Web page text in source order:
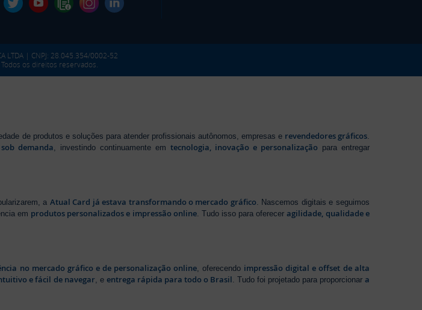
LTDA | CNPJ: 28.045.354/0002-52
os direitos reservados.
de produtos e soluções para atender profissionais autônomos, empresas e revendedores gráficos.
demanda, investindo continuamente em tecnologia, inovação e personalização para entregar
a Atual Card já estava transformando o mercado gráfico . Nascemos digitais e seguimos
em produtos personalizados e impressão online. Tudo isso para ofereceragilidade, qualidade e
no mercado gráfico e de personalização online , oferecendo impressão digital e offset de alta
e fácil de navegar , e entrega rápida para todo o Brasil . Tudo foi projetado para proporcionar a